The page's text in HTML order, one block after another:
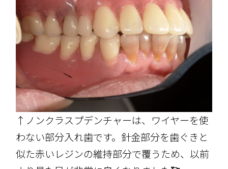
↑ノンクラスプデンチャーは、ワイヤーを使
わない部分入れ歯です。針金部分を歯ぐきと
似た赤いレジンの維持部分で覆うため、以前